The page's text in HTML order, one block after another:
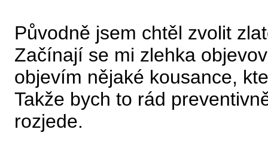
Původně jsem chtěl zvolit
Začínají se mi zlehka
objevím nějaké kousance,
Takže bych to rád
rozjede.